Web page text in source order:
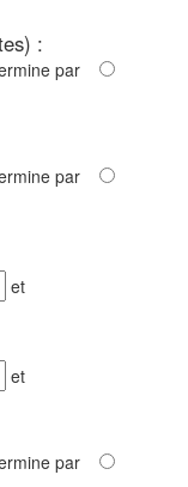
:
par
par
et
et
par